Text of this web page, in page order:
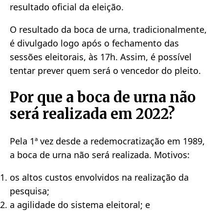
resultado oficial da eleição.
O resultado da boca de urna, tradicionalmente,
é divulgado logo após o fechamento das
sessões eleitorais, às 17h. Assim, é possível
tentar prever quem será o vencedor do pleito.
Por que a boca de urna não
será realizada em 2022?
Pela 1ª vez desde a redemocratização em 1989,
a boca de urna não será realizada. Motivos:
os altos custos envolvidos na realização da
pesquisa;
a agilidade do sistema eleitoral; e